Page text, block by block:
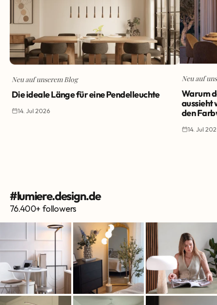
Neu auf unserem Blog
Die ideale Länge für eine Pendelleuchte
14. Jul 2026
Neu auf
Warum
aussieht
den
14. Jul
#lumiere.design.de
76.400+ followers